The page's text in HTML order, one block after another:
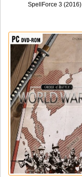
SpellForce 3 (2016)